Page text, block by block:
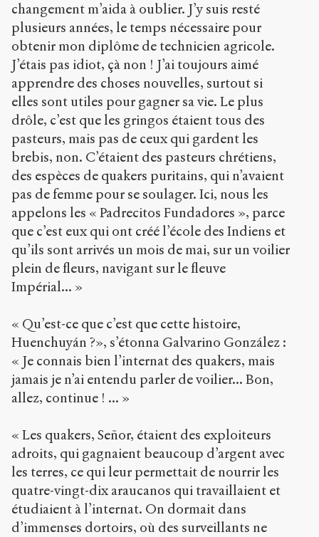
changement m’aida à oublier. J’y suis resté
plusieurs années, le temps nécessaire pour
obtenir mon diplôme de technicien agricole.
J’étais pas idiot, çà non ! J’ai toujours aimé
apprendre des choses nouvelles, surtout si
elles sont utiles pour gagner sa vie. Le plus
drôle, c’est que les gringos étaient tous des
pasteurs, mais pas de ceux qui gardent les
brebis, non. C’étaient des pasteurs chrétiens,
des espèces de quakers puritains, qui n’avaient
pas de femme pour se soulager. Ici, nous les
appelons les « Padrecitos Fundadores », parce
que c’est eux qui ont créé l’école des Indiens et
qu’ils sont arrivés un mois de mai, sur un voilier
plein de fleurs, navigant sur le fleuve
Impérial... »
« Qu’est-ce que c’est que cette histoire,
Huenchuyán ?», s’étonna Galvarino González :
« Je connais bien l’internat des quakers, mais
jamais je n’ai entendu parler de voilier... Bon,
allez, continue ! ... »
« Les quakers, Señor, étaient des exploiteurs
adroits, qui gagnaient beaucoup d’argent avec
les terres, ce qui leur permettait de nourrir les
quatre-vingt-dix araucanos qui travaillaient et
étudiaient à l’internat. On dormait dans
d’immenses dortoirs, où des surveillants ne